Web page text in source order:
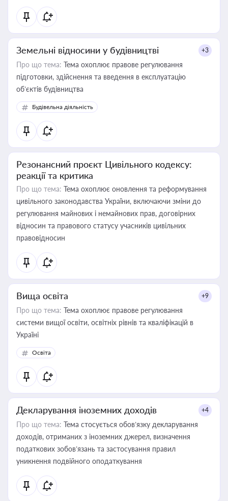
Земельні відносини у будівництві +3
Про що тема: Тема охоплює правове регулювання
підготовки, здійснення та введення в експлуатацію
об’єктів будівництва
Будівельна діяльність
Резонансний проєкт Цивільного кодексу:
реакції та критика
Про що тема: Тема охоплює оновлення та реформування
цивільного законодавства України, включаючи зміни до
регулювання майнових і немайнових прав, договірних
відносин та правового статусу учасників цивільних
правовідносин
Вища освіта +9
Про що тема: Тема охоплює правове регулювання
системи вищої освіти, освітніх рівнів та кваліфікацій в
Україні
Освіта
Декларування іноземних доходів +4
Про що тема: Тема стосується обов’язку декларування
доходів, отриманих з іноземних джерел, визначення
податкових зобов’язань та застосування правил
уникнення подвійного оподаткування